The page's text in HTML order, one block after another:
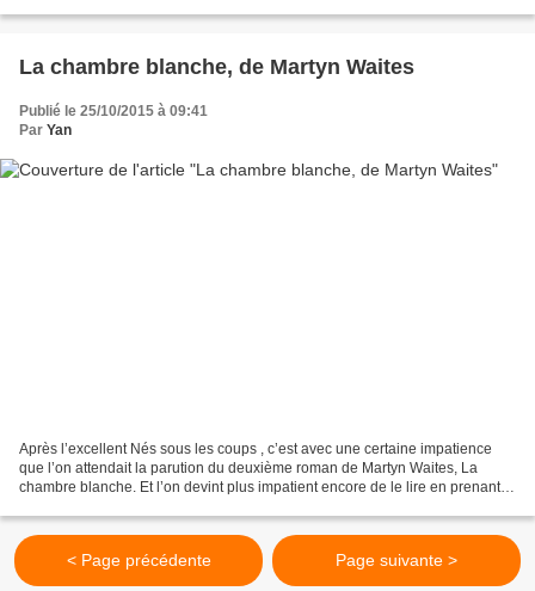
La chambre blanche, de Martyn Waites
Publié le 25/10/2015 à 09:41
Par Yan
Après l’excellent Nés sous les coups , c’est avec une certaine impatience
que l’on attendait la parution du deuxième roman de Martyn Waites, La
chambre blanche. Et l’on devint plus impatient encore de le lire en prenant
< Page précédente Page suivante >